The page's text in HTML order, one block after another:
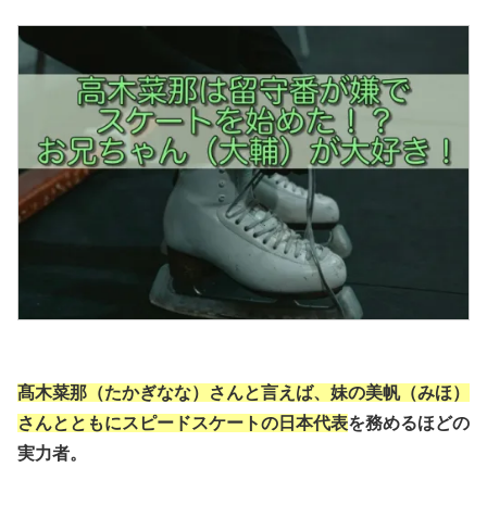
髙木菜那（たかぎなな）さんと言えば、妹の美帆（みほ）
さんとともにスピードスケートの日本代表を務めるほどの
実力者。